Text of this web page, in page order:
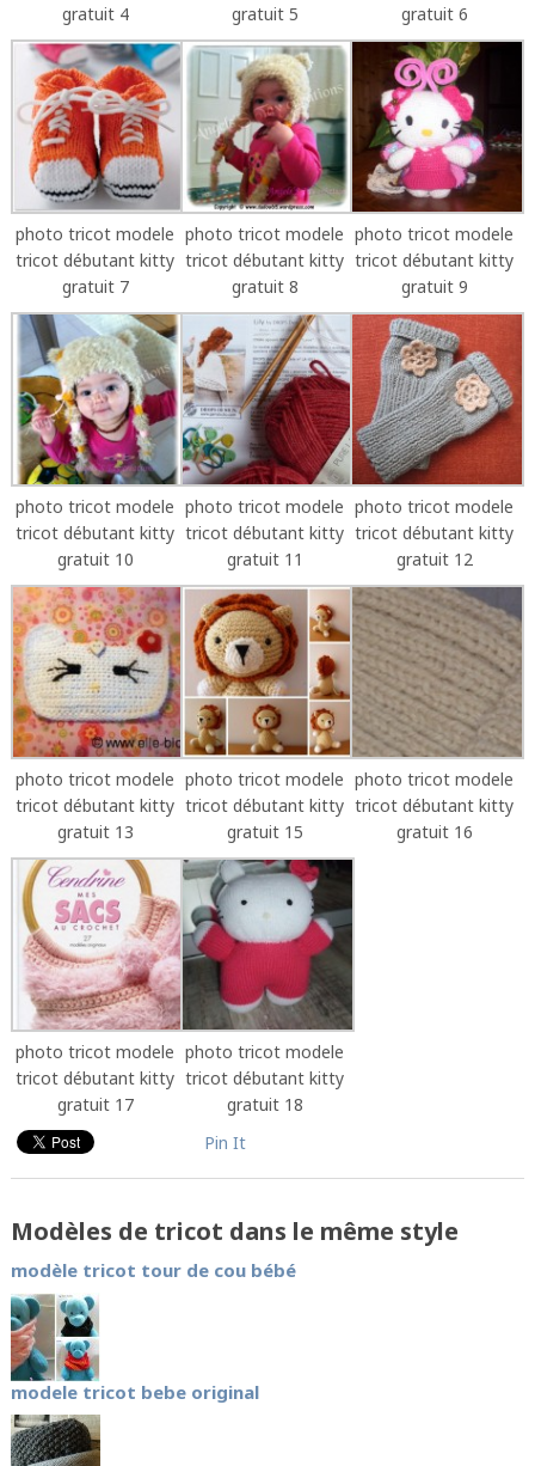
gratuit 4
gratuit 5
gratuit 6
photo tricot modele
tricot débutant kitty
gratuit 7
photo tricot modele
tricot débutant kitty
gratuit 8
photo tricot modele
tricot débutant kitty
gratuit 9
photo tricot modele
tricot débutant kitty
gratuit 10
photo tricot modele
tricot débutant kitty
gratuit 11
photo tricot modele
tricot débutant kitty
gratuit 12
photo tricot modele
tricot débutant kitty
gratuit 13
photo tricot modele
tricot débutant kitty
gratuit 15
photo tricot modele
tricot débutant kitty
gratuit 16
photo tricot modele
tricot débutant kitty
gratuit 17
photo tricot modele
tricot débutant kitty
gratuit 18
Pin It
Modèles de tricot dans le même style
modèle tricot tour de cou bébé
modele tricot bebe original